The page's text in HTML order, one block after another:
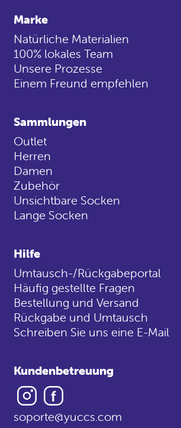
Marke
Natürliche Materialien
100% lokales Team
Unsere Prozesse
Einem Freund empfehlen
Sammlungen
Outlet
Herren
Damen
Zubehör
Unsichtbare Socken
Lange Socken
Hilfe
Umtausch-/Rückgabeportal
Häufig gestellte Fragen
Bestellung und Versand
Rückgabe und Umtausch
Schreiben Sie uns eine E-Mail
Kundenbetreuung
Instagram
soporte@yuccs.com